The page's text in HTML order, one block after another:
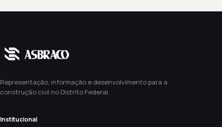
Representação, informação e desenvolvimento para a
construção civil no Distrito Federal.
Institucional